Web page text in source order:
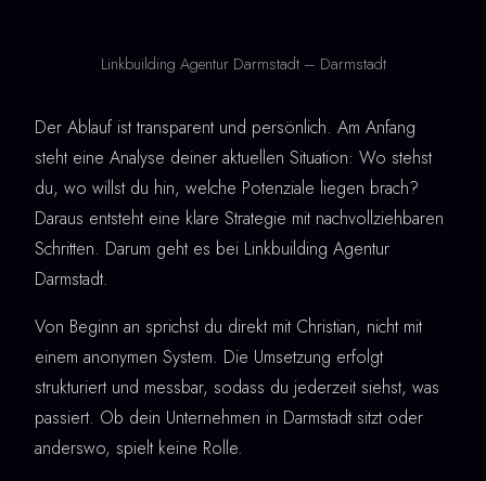
Linkbuilding Agentur Darmstadt – Darmstadt
Der Ablauf ist transparent und persönlich. Am Anfang
steht eine Analyse deiner aktuellen Situation: Wo stehst
du, wo willst du hin, welche Potenziale liegen brach?
Daraus entsteht eine klare Strategie mit nachvollziehbaren
Schritten. Darum geht es bei Linkbuilding Agentur
Darmstadt.
Von Beginn an sprichst du direkt mit Christian, nicht mit
einem anonymen System. Die Umsetzung erfolgt
strukturiert und messbar, sodass du jederzeit siehst, was
passiert. Ob dein Unternehmen in Darmstadt sitzt oder
anderswo, spielt keine Rolle.